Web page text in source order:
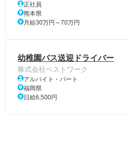
正社員
熊本県
月給30万円～70万円
幼稚園バス送迎ドライバー
株式会社ベストワーク
アルバイト・パート
福岡県
日給6,500円